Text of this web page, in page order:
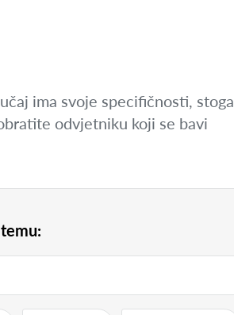
ima svoje specifičnosti, stoga
odvjetniku koji se bavi